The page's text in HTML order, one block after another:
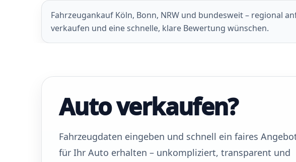
Fahrzeugankauf Köln, Bonn, NRW und bundesweit – regional
verkaufen und eine schnelle, klare Bewertung wünschen.
Auto verkaufen?
Fahrzeugdaten eingeben und schnell ein faires
für Ihr Auto erhalten – unkompliziert, transparent und